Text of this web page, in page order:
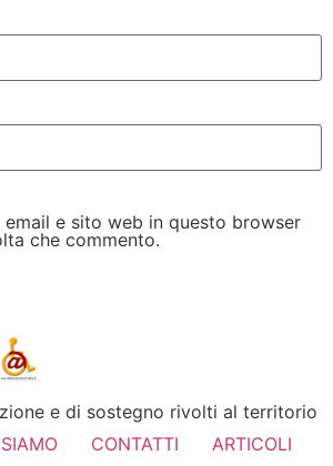
email e sito web in questo browser
che commento.
e di sostegno rivolti al territorio
CONTATTI ARTICOLI